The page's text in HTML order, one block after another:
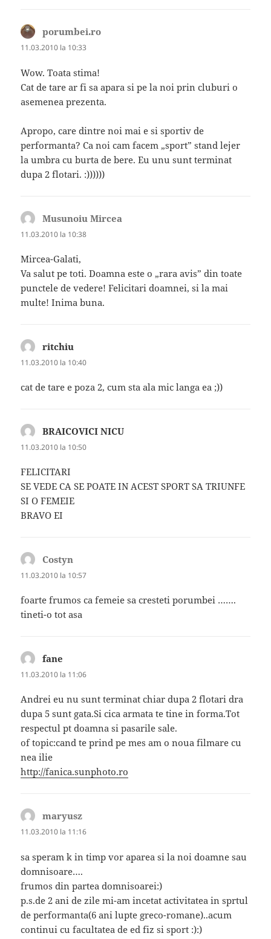
porumbei.ro
11.03.2010 la 10:33
Wow. Toata stima!
Cat de tare ar fi sa apara si pe la noi prin cluburi o
asemenea prezenta.
Apropo, care dintre noi mai e si sportiv de
performanta? Ca noi cam facem „sport” stand lejer
la umbra cu burta de bere. Eu unu sunt terminat
dupa 2 flotari. :))))))
Musunoiu Mircea
11.03.2010 la 10:38
Mircea-Galati,
Va salut pe toti. Doamna este o „rara avis” din toate
punctele de vedere! Felicitari doamnei, si la mai
multe! Inima buna.
ritchiu
11.03.2010 la 10:40
cat de tare e poza 2, cum sta ala mic langa ea ;))
BRAICOVICI NICU
11.03.2010 la 10:50
FELICITARI
SE VEDE CA SE POATE IN ACEST SPORT SA TRIUNFE
SI O FEMEIE
BRAVO EI
Costyn
11.03.2010 la 10:57
foarte frumos ca femeie sa cresteti porumbei …….
tineti-o tot asa
fane
11.03.2010 la 11:06
Andrei eu nu sunt terminat chiar dupa 2 flotari dra
dupa 5 sunt gata.Si cica armata te tine in forma.Tot
respectul pt doamna si pasarile sale.
of topic:cand te prind pe mes am o noua filmare cu
nea ilie
http://fanica.sunphoto.ro
maryusz
11.03.2010 la 11:16
sa speram k in timp vor aparea si la noi doamne sau
domnisoare….
frumos din partea domnisoarei:)
p.s.de 2 ani de zile mi-am incetat activitatea in sprtul
de performanta(6 ani lupte greco-romane)..acum
continui cu facultatea de ed fiz si sport :):)